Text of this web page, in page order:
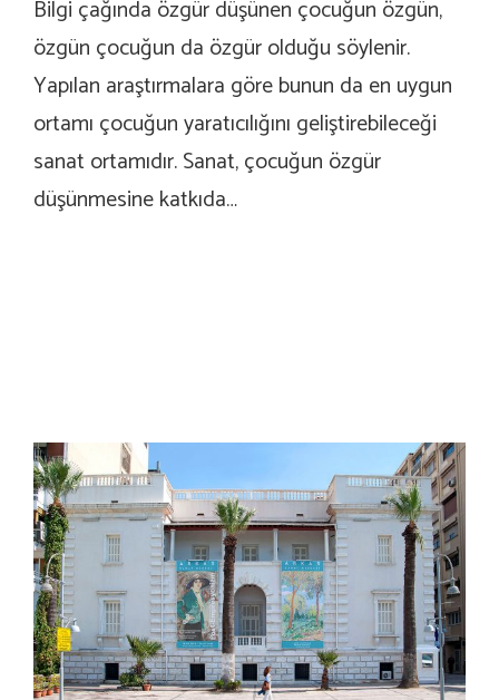
Bilgi çağında özgür düşünen çocuğun özgün,
özgün çocuğun da özgür olduğu söylenir.
Yapılan araştırmalara göre bunun da en uygun
ortamı çocuğun yaratıcılığını geliştirebileceği
sanat ortamıdır. Sanat, çocuğun özgür
düşünmesine katkıda…